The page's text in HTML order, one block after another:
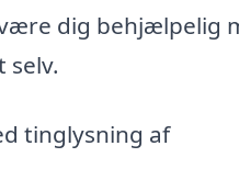
dig behjælpelig
selv.
tinglysning af